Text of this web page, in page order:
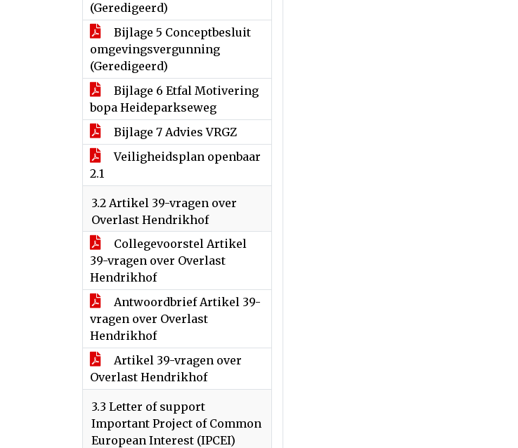
(Geredigeerd)
Bijlage 5 Conceptbesluit
omgevingsvergunning
(Geredigeerd)
Bijlage 6 Etfal Motivering
bopa Heideparkseweg
Bijlage 7 Advies VRGZ
Veiligheidsplan openbaar
2.1
3.2 Artikel 39-vragen over
Overlast Hendrikhof
Collegevoorstel Artikel
39-vragen over Overlast
Hendrikhof
Antwoordbrief Artikel 39-
vragen over Overlast
Hendrikhof
Artikel 39-vragen over
Overlast Hendrikhof
3.3 Letter of support
Important Project of Common
European Interest (IPCEI)